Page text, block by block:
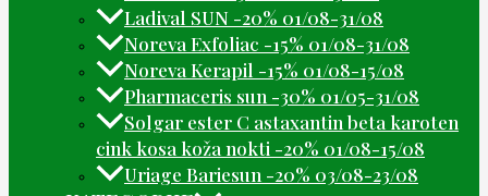
Ladival SUN -20% 01/08-31/08
Noreva Exfoliac -15% 01/08-31/08
Noreva Kerapil -15% 01/08-15/08
Pharmaceris sun -30% 01/05-31/08
Solgar ester C astaxantin beta karoten
cink kosa koža nokti -20% 01/08-15/08
Uriage Bariesun -20% 03/08-23/08